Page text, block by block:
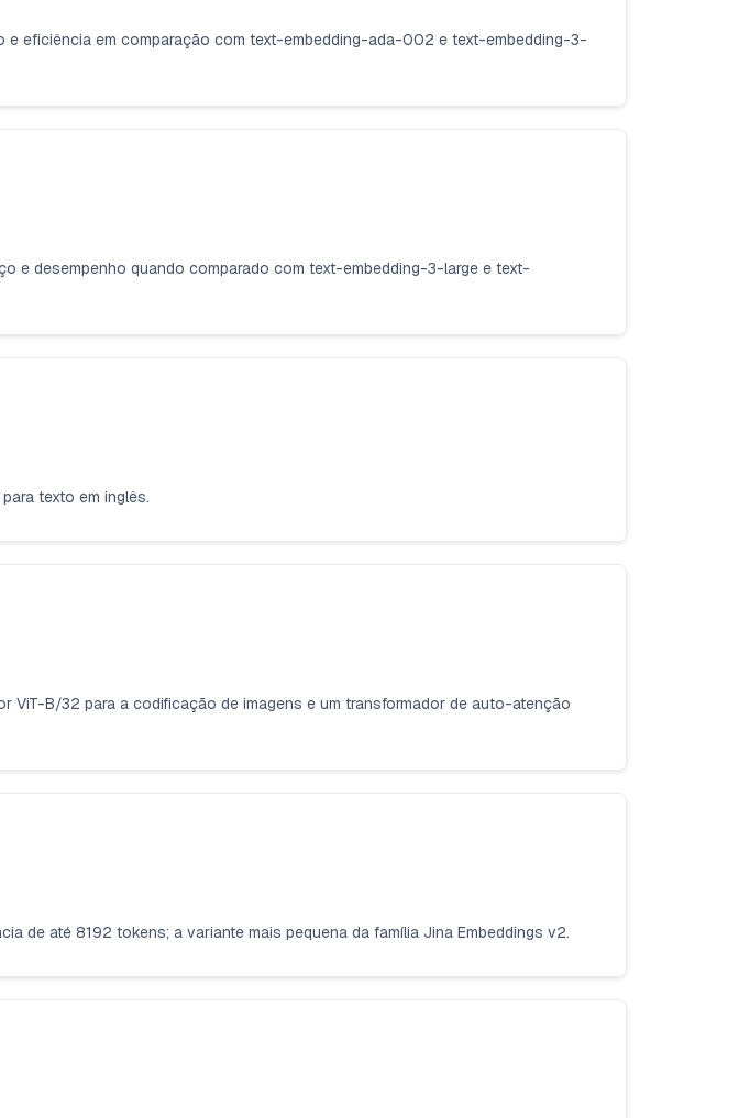
eficiência em comparação com text-embedding-ada-002 e text-embedding-3-
e desempenho quando comparado com text-embedding-3-large e text-
texto em inglês.
ViT-B/32 para a codificação de imagens e um transformador de auto-atenção
de até 8192 tokens; a variante mais pequena da família Jina Embeddings v2.